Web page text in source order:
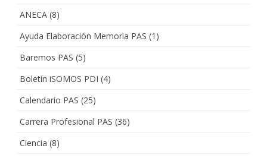
ANECA (8)
Ayuda Elaboración Memoria PAS (1)
Baremos PAS (5)
Boletín iSOMOS PDI (4)
Calendario PAS (25)
Carrera Profesional PAS (36)
Ciencia (8)